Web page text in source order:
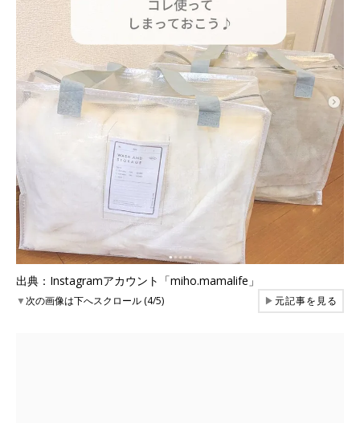
出典：Instagramアカウント「miho.mamalife」
▼次の画像は下へスクロール (4/5) ▶元記事を見る